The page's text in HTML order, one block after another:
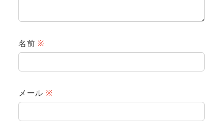
名前 ※
メール ※